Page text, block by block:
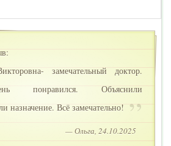
замечательный доктор.
понравился. Объяснили
назначение. Всё замечательно!
— Ольга, 24.10.2025